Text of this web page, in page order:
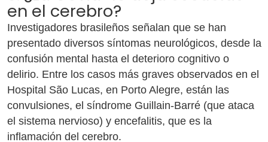
en el cerebro?
Investigadores brasileños señalan que se han
presentado diversos síntomas neurológicos, desde la
confusión mental hasta el deterioro cognitivo o
delirio. Entre los casos más graves observados en el
Hospital São Lucas, en Porto Alegre, están las
convulsiones, el síndrome Guillain-Barré (que ataca
el sistema nervioso) y encefalitis, que es la
inflamación del cerebro.